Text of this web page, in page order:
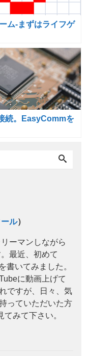
ム-まずはライフゲ
続。EasyCommを
ル）
ーマンしながら
最近、初めて
書いてみました。
に動画上げて
ですが、日々、気
っていただいた方
みて下さい。